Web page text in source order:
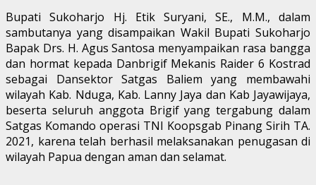
Bupati Sukoharjo Hj. Etik Suryani, SE., M.M., dalam
sambutanya yang disampaikan Wakil Bupati Sukoharjo
Bapak Drs. H. Agus Santosa menyampaikan rasa bangga
dan hormat kepada Danbrigif Mekanis Raider 6 Kostrad
sebagai Dansektor Satgas Baliem yang membawahi
wilayah Kab. Nduga, Kab. Lanny Jaya dan Kab Jayawijaya,
beserta seluruh anggota Brigif yang tergabung dalam
Satgas Komando operasi TNI Koopsgab Pinang Sirih TA.
2021, karena telah berhasil melaksanakan penugasan di
wilayah Papua dengan aman dan selamat.